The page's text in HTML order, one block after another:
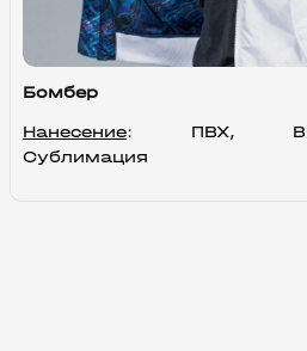
Бомбер
Нанесение: ПВХ,
Сублимация